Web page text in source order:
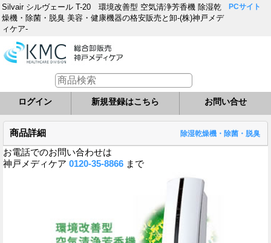
Silvair シルヴェール T-20 環境改善型 空気清浄芳香機 除湿乾
燥機・除菌・脱臭 美容・健康機器の格安販売と卸-(株)神戸メデ
ィケア-
PCサイト
ログイン 新規登録はこちら お問い合せ
商品詳細 除湿乾燥機・除菌・脱臭
お電話でのお問い合わせは
神戸メディケア 0120-35-8866 まで